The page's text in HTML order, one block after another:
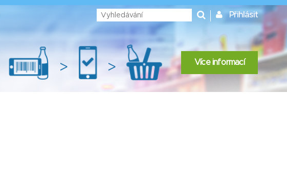
Přihlásit
> > Více informací